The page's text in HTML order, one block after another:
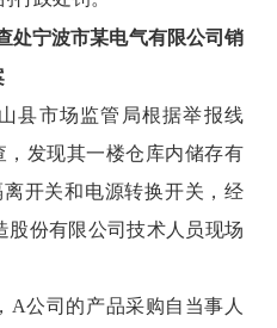
处宁波市某电气有限公司销
县市场监管局根据举报线
发现其一楼仓库内储存有
开关和电源转换开关，经
股份有限公司技术人员现场
A公司的产品采购自当事人